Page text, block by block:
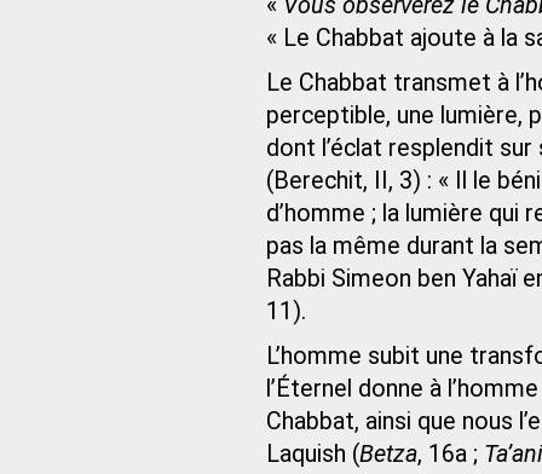
« Le Chabbat ajoute à la
Le Chabbat transmet à
perceptible, une lumière,
dont l’éclat resplendit sur
(Berechit, II, 3) : « Il le
d’homme ; la lumière qui
pas la même durant la
Rabbi Simeon ben Yahaï
11).
L’homme subit une
l’Éternel donne à
Chabbat, ainsi que nous
Laquish (Betza, 16a ;